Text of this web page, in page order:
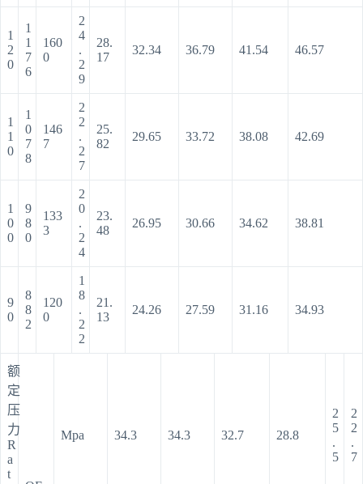
1
2
0
1
1
7
6
160
0
2
4
.
2
9
28.
17
32.34 36.79 41.54 46.57
1
1
0
1
0
7
8
146
7
2
2
.
2
7
25.
82
29.65 33.72 38.08 42.69
1
0
0
9
8
0
133
3
2
0
.
2
4
23.
48
26.95 30.66 34.62 38.81
9
0
8
8
2
120
0
1
8
.
2
2
21.
13
24.26 27.59 31.16 34.93
额
定
压
力
R
a
t
Mpa 34.3 34.3 32.7 28.8
2
5
.
5
2
2
.
7